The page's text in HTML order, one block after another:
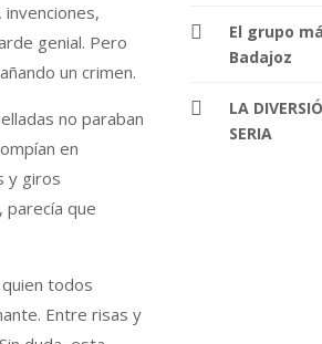
genial. Pero
un crimen.
no paraban
en
y giros
que
todos
Entre risas y
El grupo
Badajoz
LA
SERIA